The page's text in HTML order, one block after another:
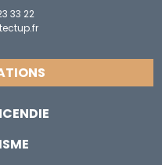
33 22